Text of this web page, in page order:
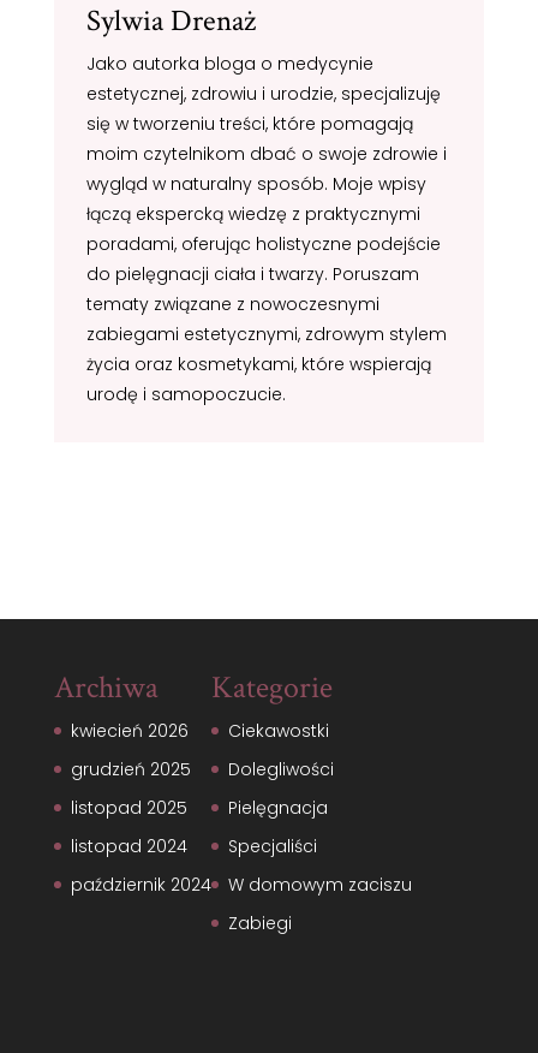
Sylwia Drenaż
Jako autorka bloga o medycynie
estetycznej, zdrowiu i urodzie, specjalizuję
się w tworzeniu treści, które pomagają
moim czytelnikom dbać o swoje zdrowie i
wygląd w naturalny sposób. Moje wpisy
łączą ekspercką wiedzę z praktycznymi
poradami, oferując holistyczne podejście
do pielęgnacji ciała i twarzy. Poruszam
tematy związane z nowoczesnymi
zabiegami estetycznymi, zdrowym stylem
życia oraz kosmetykami, które wspierają
urodę i samopoczucie.
Archiwa
kwiecień 2026
grudzień 2025
listopad 2025
listopad 2024
październik 2024
Kategorie
Ciekawostki
Dolegliwości
Pielęgnacja
Specjaliści
W domowym zaciszu
Zabiegi